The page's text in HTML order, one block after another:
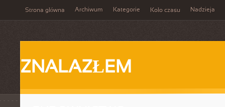
Strona główna Archiwum Kategorie Koło czasu Nadzieja
ZNALAZŁEM